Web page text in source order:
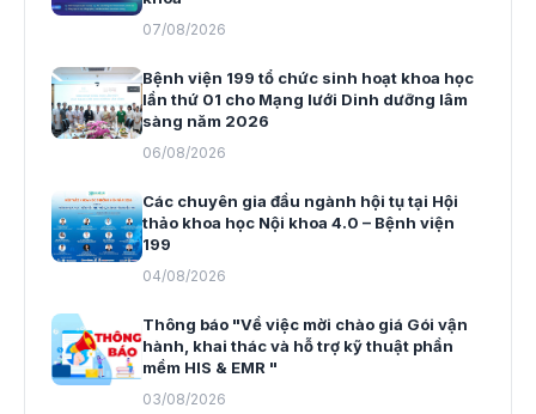
07/08/2026
Bệnh viện 199 tổ chức sinh hoạt khoa học
lần thứ 01 cho Mạng lưới Dinh dưỡng lâm
sàng năm 2026
06/08/2026
Các chuyên gia đầu ngành hội tụ tại Hội
thảo khoa học Nội khoa 4.0 – Bệnh viện
199
04/08/2026
Thông báo "Về việc mời chào giá Gói vận
hành, khai thác và hỗ trợ kỹ thuật phần
mềm HIS & EMR "
03/08/2026